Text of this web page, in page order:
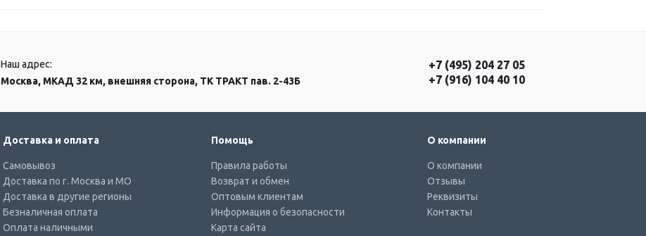
Наш адрес:
Москва, МКАД 32 км, внешняя сторона, ТК ТРАКТ пав. 2-43Б
+7 (495) 204 27 05
+7 (916) 104 40 10
Доставка и оплата
Самовывоз
Доставка по г. Москва и МО
Доставка в другие регионы
Безналичная оплата
Оплата наличными
Помощь
Правила работы
Возврат и обмен
Оптовым клиентам
Информация о безопасности
Карта сайта
О компании
О компании
Отзывы
Реквизиты
Контакты